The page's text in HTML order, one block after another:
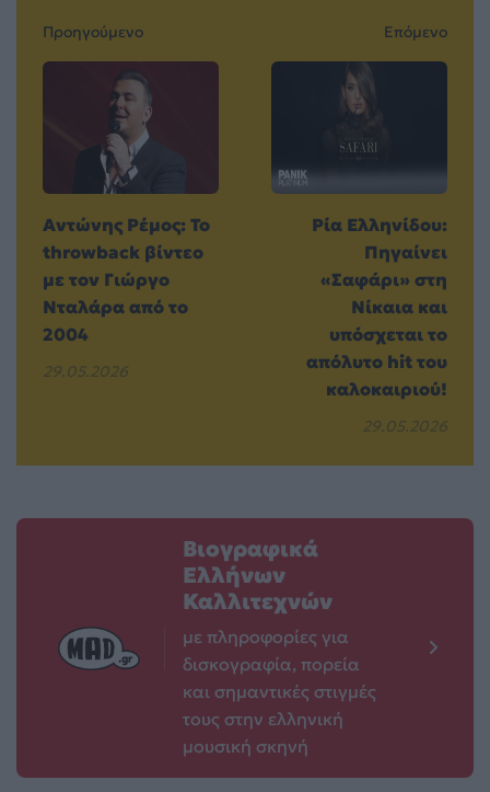
Προηγούμενο
Αντώνης Ρέμος: Το
throwback βίντεο
με τον Γιώργο
Νταλάρα από το
2004
29.05.2026
Επόμενο
Ρία Ελληνίδου:
Πηγαίνει
«Σαφάρι» στη
Νίκαια και
υπόσχεται το
απόλυτο hit του
καλοκαιριού!
29.05.2026
Βιογραφικά
Ελλήνων
Καλλιτεχνών
με πληροφορίες για
δισκογραφία, πορεία
και σημαντικές στιγμές
τους στην ελληνική
μουσική σκηνή